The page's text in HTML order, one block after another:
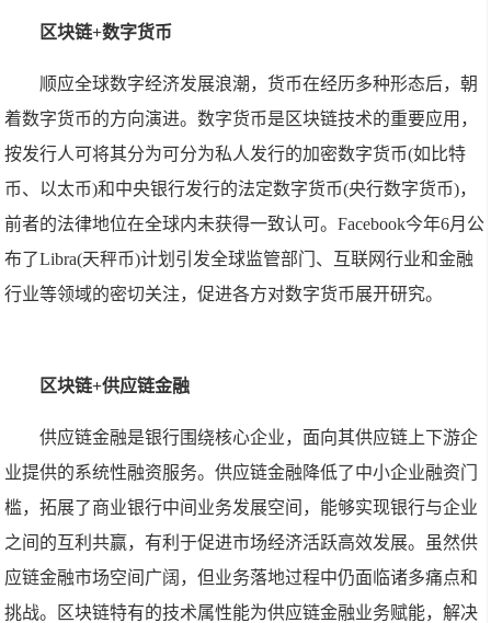
区块链+数字货币
顺应全球数字经济发展浪潮，货币在经历多种形态后，朝
着数字货币的方向演进。数字货币是区块链技术的重要应用，
按发行人可将其分为可分为私人发行的加密数字货币(如比特
币、以太币)和中央银行发行的法定数字货币(央行数字货币)，
前者的法律地位在全球内未获得一致认可。Facebook今年6月公
布了Libra(天秤币)计划引发全球监管部门、互联网行业和金融
行业等领域的密切关注，促进各方对数字货币展开研究。
区块链+供应链金融
供应链金融是银行围绕核心企业，面向其供应链上下游企
业提供的系统性融资服务。供应链金融降低了中小企业融资门
槛，拓展了商业银行中间业务发展空间，能够实现银行与企业
之间的互利共赢，有利于促进市场经济活跃高效发展。虽然供
应链金融市场空间广阔，但业务落地过程中仍面临诸多痛点和
挑战。区块链特有的技术属性能为供应链金融业务赋能，解决